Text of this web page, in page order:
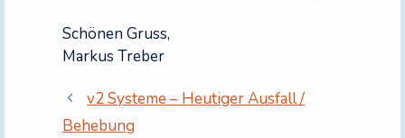
Schönen Gruss,
Markus Treber
v2 Systeme – Heutiger Ausfall /
Behebung